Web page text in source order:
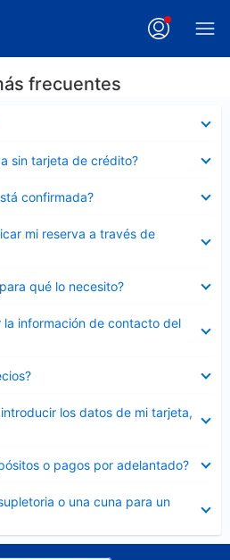
frecuentes
sin tarjeta de crédito?
confirmada?
mi reserva a través de
qué lo necesito?
la información de contacto del
los datos de mi tarjeta,
o pagos por adelantado?
o una cuna para un